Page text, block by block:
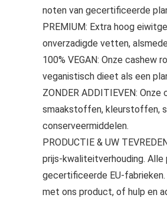
noten van gecertificeerde
PREMIUM: Extra hoog
onverzadigde vetten,
100% VEGAN: Onze cashew
veganistisch dieet als een
ZONDER ADDITIEVEN:
smaakstoffen, kleurstoffen,
conserveermiddelen.
PRODUCTIE & UW
prijs-kwaliteitverhouding.
gecertificeerde EU-
met ons product, of hulp en